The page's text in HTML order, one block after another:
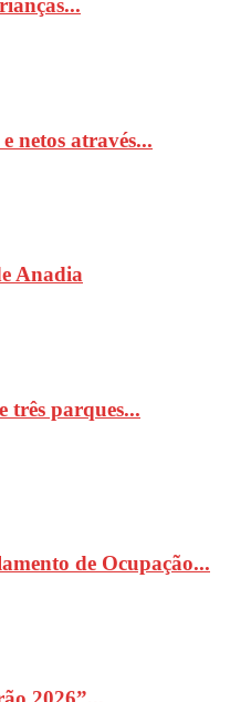
netos através...
Anadia
três parques...
de Ocupação...